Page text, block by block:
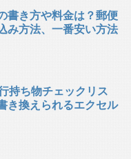
書き方や料金は？郵便
み方法、一番安い方法
持ち物チェックリス
き換えられるエクセル